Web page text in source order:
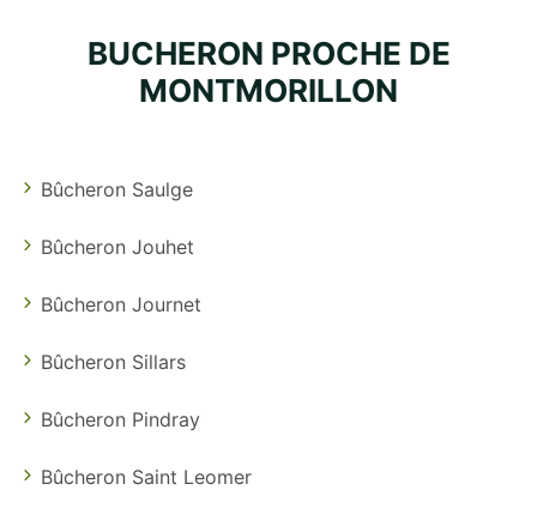
BUCHERON PROCHE DE
MONTMORILLON
Bûcheron Saulge
Bûcheron Jouhet
Bûcheron Journet
Bûcheron Sillars
Bûcheron Pindray
Bûcheron Saint Leomer